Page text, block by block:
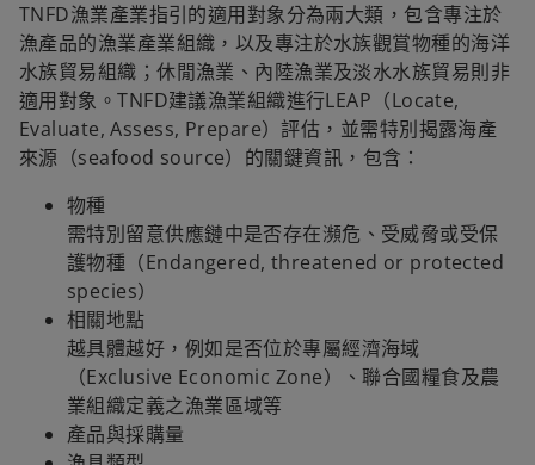
TNFD漁業產業指引的適用對象分為兩大類，包含專注於
漁產品的漁業產業組織，以及專注於水族觀賞物種的海洋
水族貿易組織；休閒漁業、內陸漁業及淡水水族貿易則非
適用對象。TNFD建議漁業組織進行LEAP（Locate,
Evaluate, Assess, Prepare）評估，並需特別揭露海產
來源（seafood source）的關鍵資訊，包含：
物種
需特別留意供應鏈中是否存在瀕危、受威脅或受保
護物種（Endangered, threatened or protected
species）
相關地點
越具體越好，例如是否位於專屬經濟海域
（Exclusive Economic Zone）、聯合國糧食及農
業組織定義之漁業區域等
產品與採購量